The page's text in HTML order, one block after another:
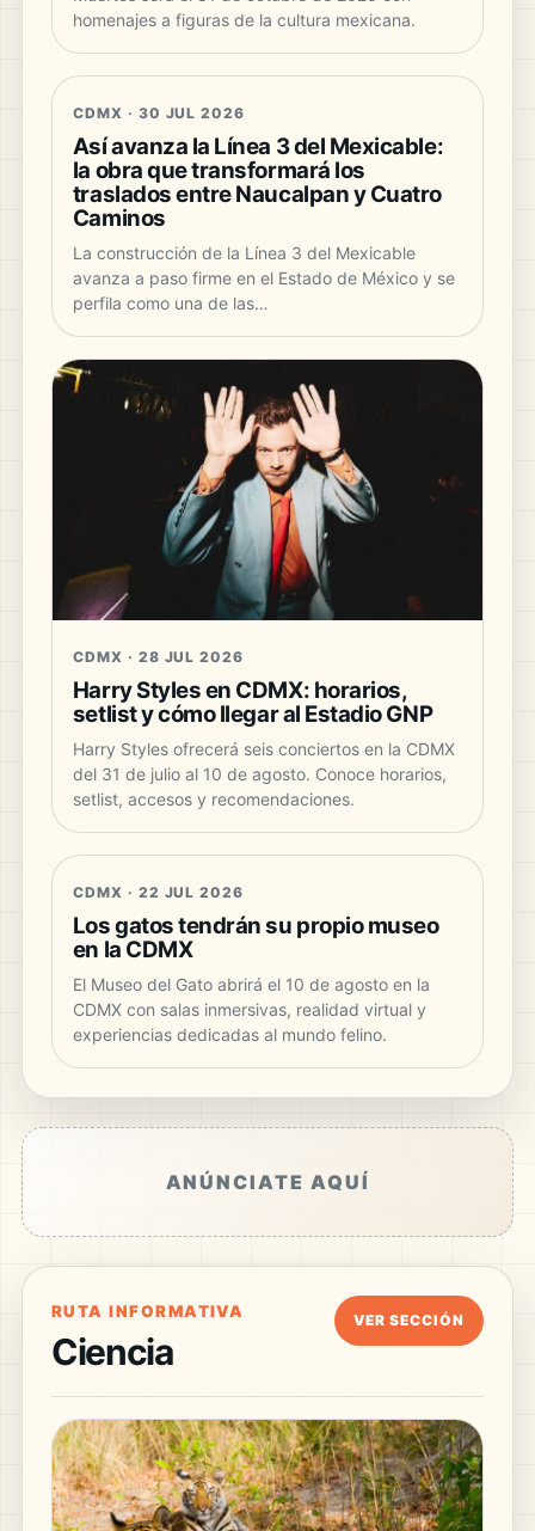
homenajes a figuras de la cultura mexicana.
CDMX · 30 JUL 2026
Así avanza la Línea 3 del Mexicable:
la obra que transformará los
traslados entre Naucalpan y Cuatro
Caminos
La construcción de la Línea 3 del Mexicable
avanza a paso firme en el Estado de México y se
perfila como una de las…
CDMX · 28 JUL 2026
Harry Styles en CDMX: horarios,
setlist y cómo llegar al Estadio GNP
Harry Styles ofrecerá seis conciertos en la CDMX
del 31 de julio al 10 de agosto. Conoce horarios,
setlist, accesos y recomendaciones.
CDMX · 22 JUL 2026
Los gatos tendrán su propio museo
en la CDMX
El Museo del Gato abrirá el 10 de agosto en la
CDMX con salas inmersivas, realidad virtual y
experiencias dedicadas al mundo felino.
ANÚNCIATE AQUÍ
RUTA INFORMATIVA
Ciencia
VER SECCIÓN